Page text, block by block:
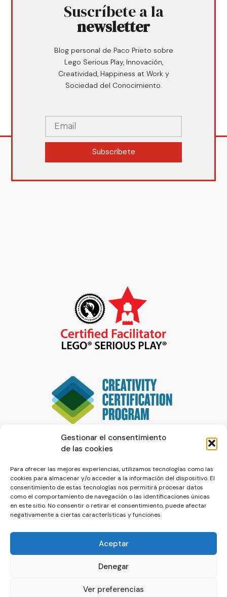
Gestionar el consentimiento
de las cookies
Para ofrecer las mejores experiencias, utilizamos tecnologías como las
cookies para almacenar y/o acceder a la información del dispositivo. El
consentimiento de estas tecnologías nos permitirá procesar datos
como el comportamiento de navegación o las identificaciones únicas
en este sitio. No consentir o retirar el consentimiento, puede afectar
negativamente a ciertas características y funciones.
Aceptar
Denegar
Ver preferencias
Suscríbete a la
newsletter
Blog personal de Paco Prieto sobre
Lego Serious Play, Innovación,
Creatividad, Happiness at Work y
Sociedad del Conocimiento.
Subscríbete
© La Servilleta - El Blog de Paco Prieto